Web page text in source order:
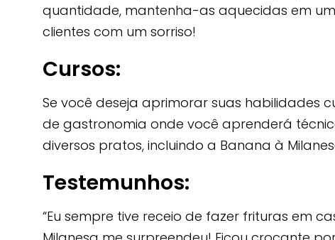
quantidade, mantenha-as aquecidas em
clientes com um sorriso!
Cursos:
Se você deseja aprimorar suas habilidades
de gastronomia onde você aprenderá
diversos pratos, incluindo a Banana à
Testemunhos:
“Eu sempre tive receio de fazer frituras em